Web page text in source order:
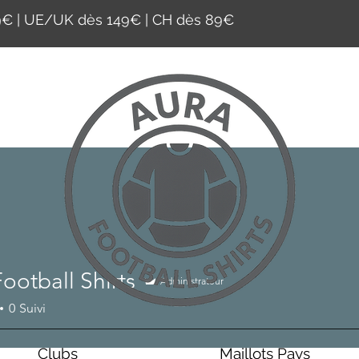
| UE/UK dès 149€ | CH dès 89€
Clubs Maillots Pays
Shirts
Shirts Administrateur
0 Suivi